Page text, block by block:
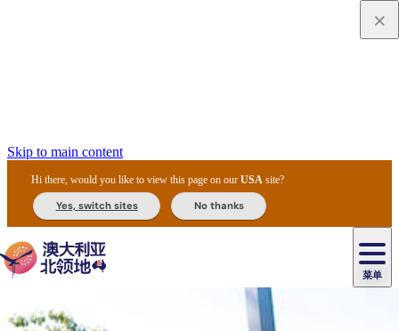
Skip to main content
Hi there, would you like to view this page on ourUSA site?
Yes, switch sites No thanks
菜单